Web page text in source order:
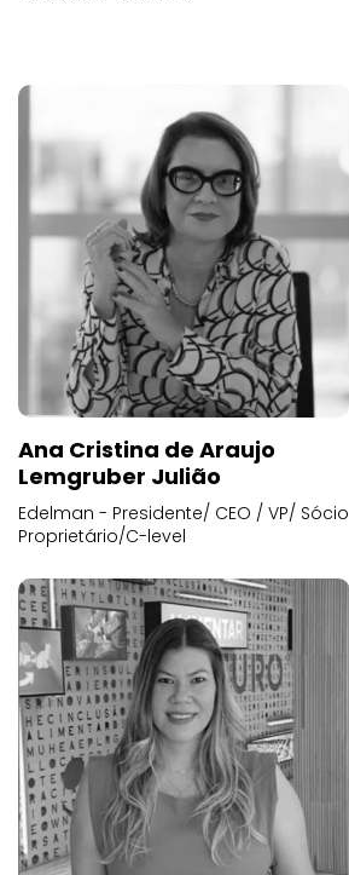
Ana Cristina de Araujo
Lemgruber Julião
Edelman - Presidente/ CEO / VP/ Sócio
Proprietário/C-level